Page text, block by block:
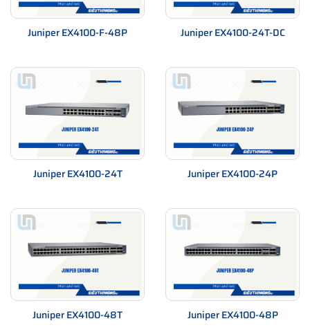
Juniper EX4100-F-48P Juniper EX4100-24T-DC
Juniper EX4100-24T Juniper EX4100-24P
Juniper EX4100-48T Juniper EX4100-48P